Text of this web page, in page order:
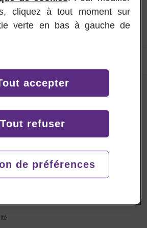
En savoir plus
9 h à 17 h
cliquez à tout moment sur
verte en bas à gauche de
de préférences
Tout refuser
accepter